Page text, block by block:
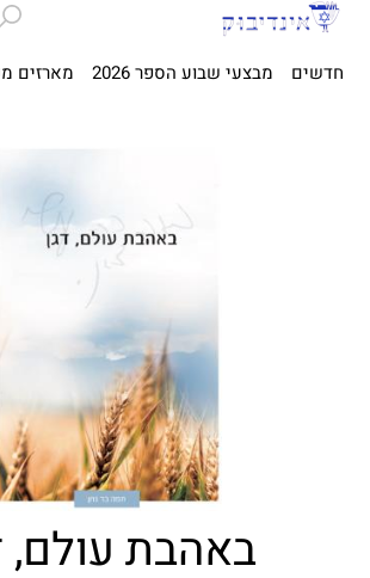
חדשים מבצעי שבוע הספר 2026 מארזים
באהבת עולם,